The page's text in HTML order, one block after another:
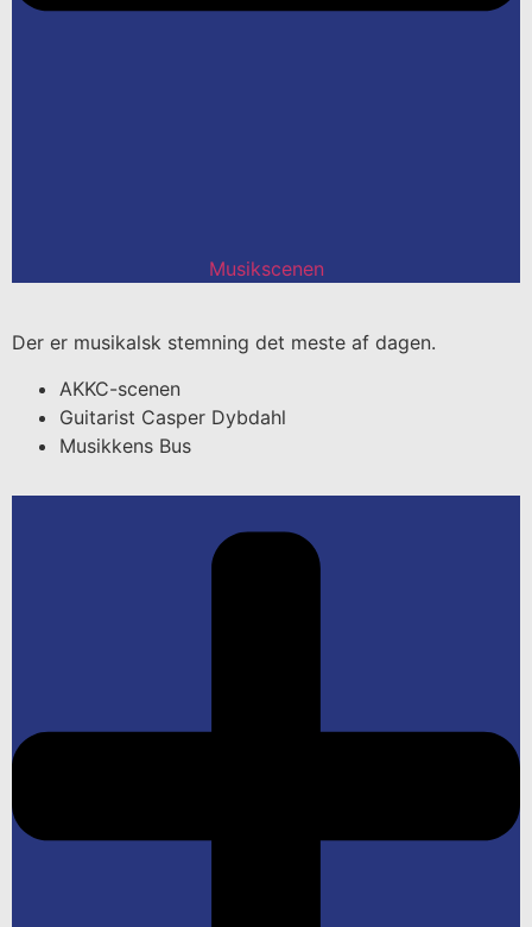
Musikscenen
Der er musikalsk stemning det meste af dagen.
AKKC-scenen
Guitarist Casper Dybdahl
Musikkens Bus